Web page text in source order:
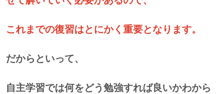
これまでの復習はとにかく重要となります。
だからといって、
自主学習では何をどう勉強すれば良いかわから